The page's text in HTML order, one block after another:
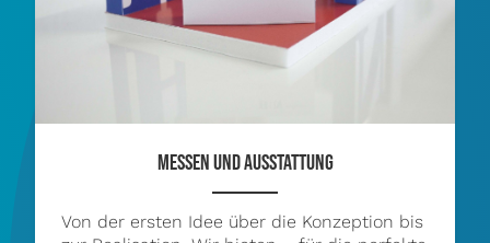
MESSEN UND AUSSTATTUNG
Von der ersten Idee über die Konzeption bis